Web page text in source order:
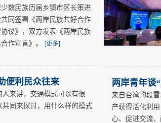
少数民族历届乡镇市区长策进
同签署《两岸民族共好合作
议》，双方发表《两岸民族
作宣言》。
[更多]
便利民众往来
来讲，交通模式可以有很
同来探讨，用什么样的模式
两岸青年谈
来自台湾的段
产获得活化利
心、促进交流